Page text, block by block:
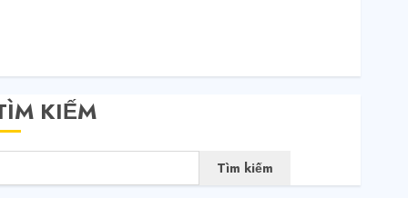
KIẾM
Tìm kiếm